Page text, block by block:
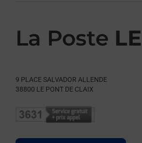
La Poste
9 PLACE SALVADOR ALLENDE
38800 LE PONT DE CLAIX